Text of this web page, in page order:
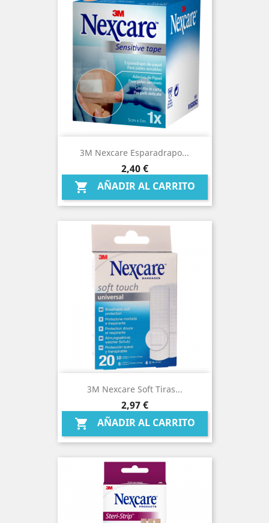
3M Nexcare Esparadrapo...
Precio
2,40 €
 AÑADIR AL CARRITO
3M Nexcare Soft Tiras...
Precio
2,97 €
 AÑADIR AL CARRITO